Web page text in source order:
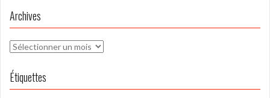
Archives
Archives
Étiquettes